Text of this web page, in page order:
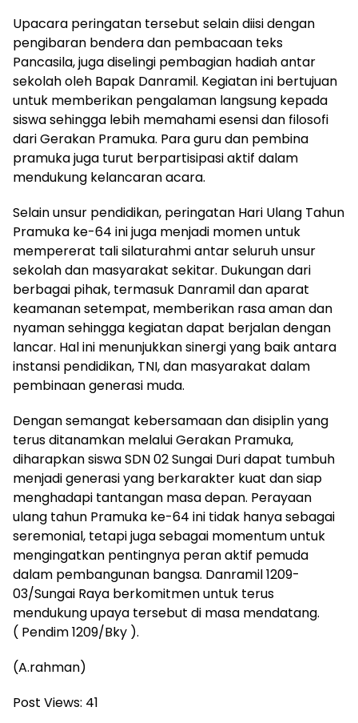
Upacara peringatan tersebut selain diisi dengan
pengibaran bendera dan pembacaan teks
Pancasila, juga diselingi pembagian hadiah antar
sekolah oleh Bapak Danramil. Kegiatan ini bertujuan
untuk memberikan pengalaman langsung kepada
siswa sehingga lebih memahami esensi dan filosofi
dari Gerakan Pramuka. Para guru dan pembina
pramuka juga turut berpartisipasi aktif dalam
mendukung kelancaran acara.
Selain unsur pendidikan, peringatan Hari Ulang Tahun
Pramuka ke-64 ini juga menjadi momen untuk
mempererat tali silaturahmi antar seluruh unsur
sekolah dan masyarakat sekitar. Dukungan dari
berbagai pihak, termasuk Danramil dan aparat
keamanan setempat, memberikan rasa aman dan
nyaman sehingga kegiatan dapat berjalan dengan
lancar. Hal ini menunjukkan sinergi yang baik antara
instansi pendidikan, TNI, dan masyarakat dalam
pembinaan generasi muda.
Dengan semangat kebersamaan dan disiplin yang
terus ditanamkan melalui Gerakan Pramuka,
diharapkan siswa SDN 02 Sungai Duri dapat tumbuh
menjadi generasi yang berkarakter kuat dan siap
menghadapi tantangan masa depan. Perayaan
ulang tahun Pramuka ke-64 ini tidak hanya sebagai
seremonial, tetapi juga sebagai momentum untuk
mengingatkan pentingnya peran aktif pemuda
dalam pembangunan bangsa. Danramil 1209-
03/Sungai Raya berkomitmen untuk terus
mendukung upaya tersebut di masa mendatang.
( Pendim 1209/Bky ).
(A.rahman)
Post Views: 41